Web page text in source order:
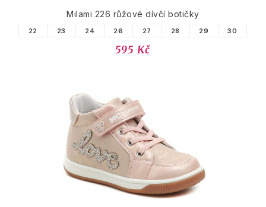
Milami 226 růžové dívčí botičky
22 23 24 26 27 28 29 30
595 Kč